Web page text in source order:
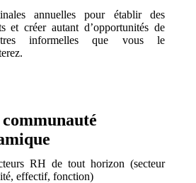
annuelles pour établir des
et créer autant d’opportunités de
informelles que vous le
RH de tout horizon (secteur
effectif, fonction)